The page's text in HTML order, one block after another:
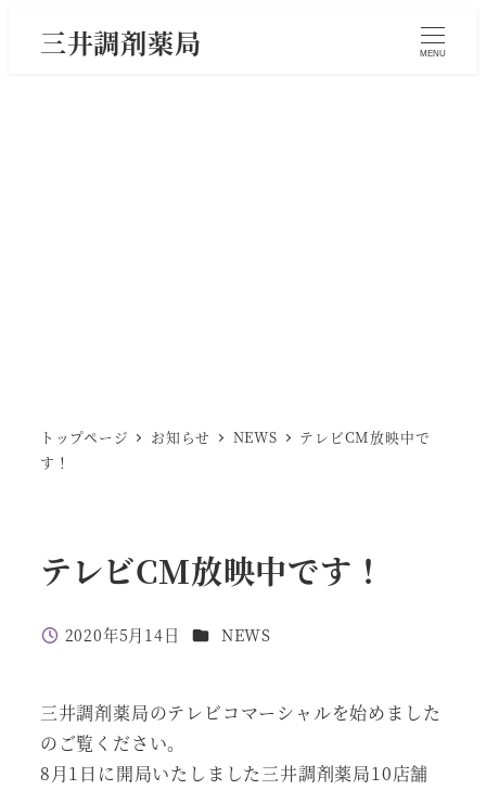
三井調剤薬局 MENU
トップページ お知らせ NEWS
テレビCM放映中で
す！
テレビCM放映中です！
投稿日
2020年5月14日 カテゴリー
NEWS
三井調剤薬局のテレビコマーシャルを始めました
のご覧ください。
8月1日に開局いたしました三井調剤薬局10店舗